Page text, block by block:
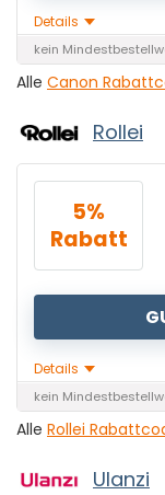
Details
kein
Alle Canon
Rollei
5%
Rabatt
Details
kein
Alle Rollei
Ulanzi